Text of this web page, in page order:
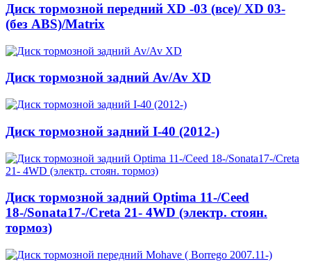
Диск тормозной передний XD -03 (все)/ XD 03-
(без ABS)/Matrix
Диск тормозной задний Av/Av XD
Диск тормозной задний I-40 (2012-)
Диск тормозной задний Optima 11-/Ceed
18-/Sonata17-/Creta 21- 4WD (электр. стоян.
тормоз)